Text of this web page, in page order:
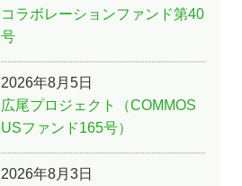
コラボレーションファンド第40
号
2026年8月5日
広尾プロジェクト（COMMOS
USファンド165号）
2026年8月3日